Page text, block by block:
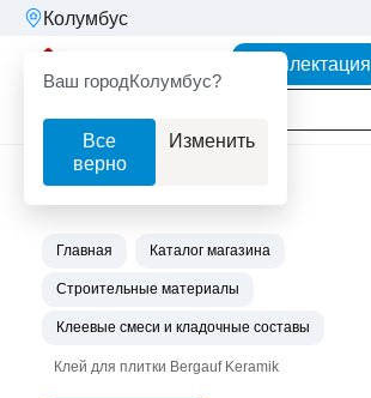
Колумбус
Ваш городКолумбус?
Все
верно
Изменить
Комплектация
Главная Каталог магазина
Строительные материалы
Клеевые смеси и кладочные составы
Клей для плитки Bergauf Keramik